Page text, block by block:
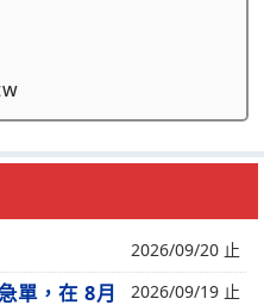
2026/09/20 止
單，在 8月
2026/09/19 止